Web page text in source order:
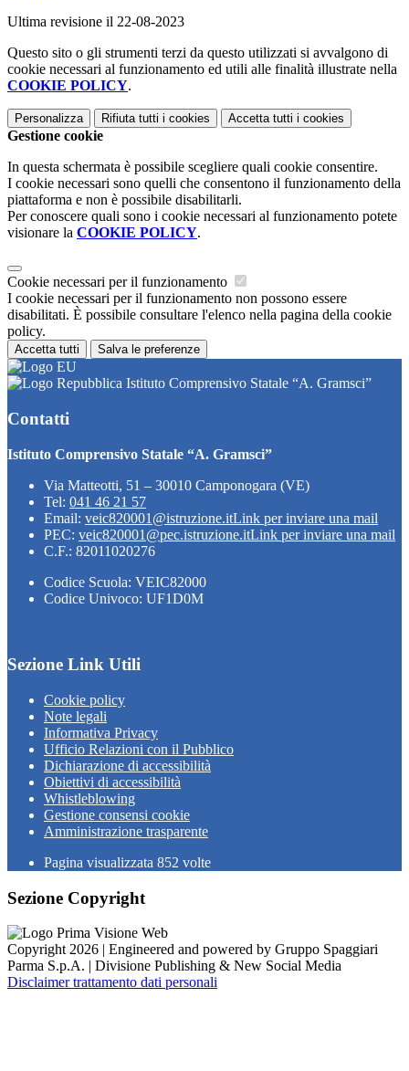
Ultima revisione il 22-08-2023
Questo sito o gli strumenti terzi da questo utilizzati si avvalgono di
cookie necessari al funzionamento ed utili alle finalità illustrate nella
COOKIE POLICY.
Personalizza Rifiuta tutti i cookies Accetta tutti i cookies
Gestione cookie
In questa schermata è possibile scegliere quali cookie consentire.
I cookie necessari sono quelli che consentono il funzionamento della
piattaforma e non è possibile disabilitarli.
Per conoscere quali sono i cookie necessari al funzionamento potete
visionare la COOKIE POLICY.
Cookie necessari per il funzionamento
I cookie necessari per il funzionamento non possono essere
disabilitati. È possibile consultare l'elenco nella pagina della cookie
policy.
Accetta tutti Salva le preferenze
Istituto Comprensivo Statale “A. Gramsci”
Contatti
Istituto Comprensivo Statale “A. Gramsci”
Via Matteotti, 51 – 30010 Camponogara (VE)
Tel: 041 46 21 57
Email: veic820001@istruzione.itLink per inviare una mail
PEC: veic820001@pec.istruzione.itLink per inviare una mail
C.F.: 82011020276
Codice Scuola: VEIC82000
Codice Univoco: UF1D0M
Sezione Link Utili
Cookie policy
Note legali
Informativa Privacy
Ufficio Relazioni con il Pubblico
Dichiarazione di accessibilità
Obiettivi di accessibilità
Whistleblowing
Gestione consensi cookie
Amministrazione trasparente
Pagina visualizzata 852 volte
Sezione Copyright
Copyright 2026 | Engineered and powered by Gruppo Spaggiari
Parma S.p.A. | Divisione Publishing & New Social Media
Disclaimer trattamento dati personali